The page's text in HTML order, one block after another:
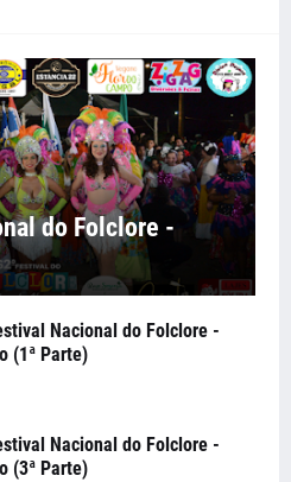
do Folclore -
Nacional do Folclore -
(1ª Parte)
Nacional do Folclore -
(3ª Parte)